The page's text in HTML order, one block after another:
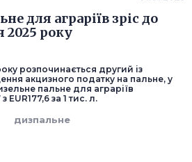
для аграріїв зріс до
2025 року
розпочинається другий із
акцизного податку на пальне, у
пальне для аграріїв
EUR177,6 за 1 тис. л.
дизпальне